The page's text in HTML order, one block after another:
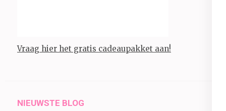
Vraag hier het gratis cadeaupakket aan!
NIEUWSTE BLOG